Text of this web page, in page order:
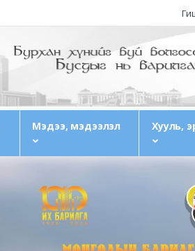
Мэдээ, мэдээлэл Хууль,